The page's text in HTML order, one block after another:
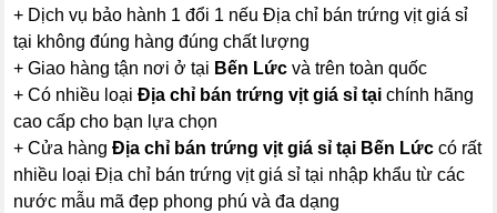
+ Dịch vụ bảo hành 1 đổi 1 nếu Địa chỉ bán trứng vịt giá sỉ
tại không đúng hàng đúng chất lượng
+ Giao hàng tận nơi ở tại Bến Lức và trên toàn quốc
+ Có nhiều loạiĐịa chỉ bán trứng vịt giá sỉ tại chính hãng
cao cấp cho bạn lựa chọn
+ Cửa hàngĐịa chỉ bán trứng vịt giá sỉ tại Bến Lức có rất
nhiều loại Địa chỉ bán trứng vịt giá sỉ tại nhập khẩu từ các
nước mẫu mã đẹp phong phú và đa dạng